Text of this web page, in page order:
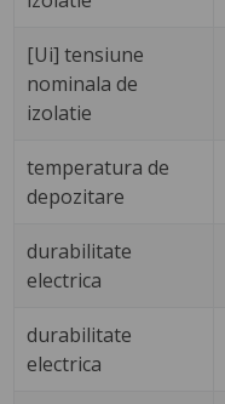
[Ui] tensiune
nominala de
izolatie
temperatura de
depozitare
durabilitate
electrica
durabilitate
electrica